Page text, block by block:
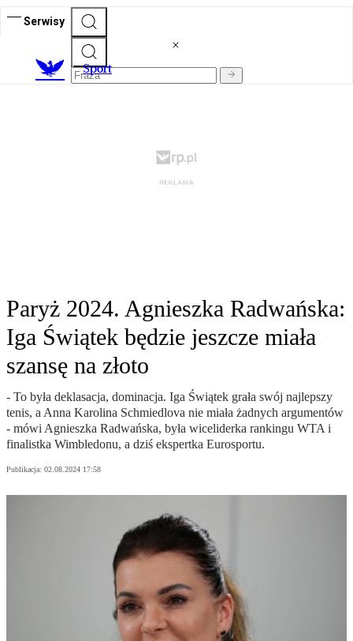
Serwisy
Sport
Paryż 2024. Agnieszka Radwańska:
Iga Świątek będzie jeszcze miała
szansę na złoto
- To była deklasacja, dominacja. Iga Świątek grała swój najlepszy
tenis, a Anna Karolina Schmiedlova nie miała żadnych argumentów
- mówi Agnieszka Radwańska, była wiceliderka rankingu WTA i
finalistka Wimbledonu, a dziś ekspertka Eurosportu.
Publikacja: 02.08.2024 17:58